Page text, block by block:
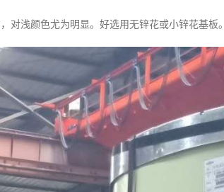
对浅颜色尤为明显。好选用无锌花或小锌花基板。